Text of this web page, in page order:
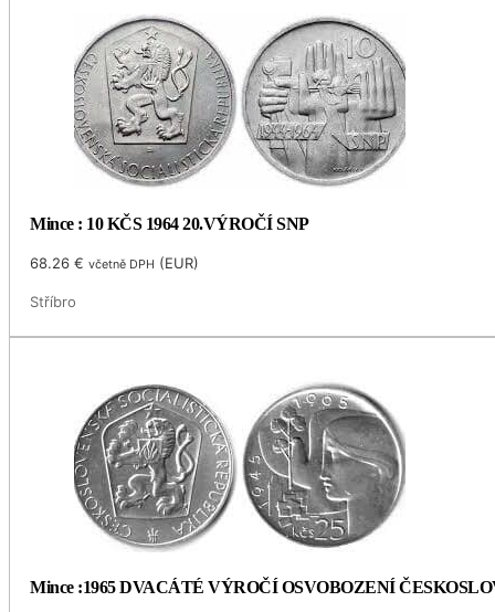
Mince : 10 KČS 1964 20.VÝROČÍ SNP
68.26€ včetně DPH (EUR)
Stříbro
Mince :1965 DVACÁTÉ VÝROČÍ OSVOBOZENÍ